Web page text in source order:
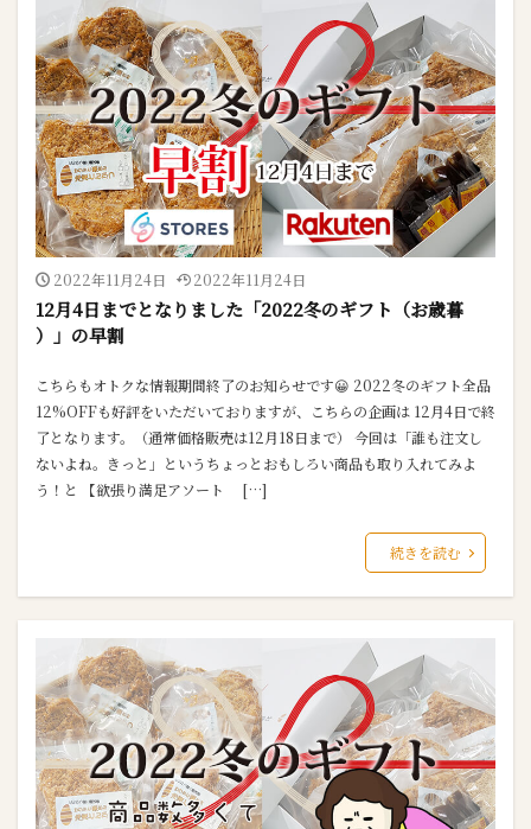
2022年11月24日 2022年11月24日
12月4日までとなりました「2022冬のギフト（お歳暮
）」の早割
こちらもオトクな情報期間終了のお知らせです😀 2022冬のギフト全品
12%OFFも好評をいただいておりますが、こちらの企画は 12月4日で終
了となります。（通常価格販売は12月18日まで） 今回は「誰も注文し
ないよね。きっと」というちょっとおもしろい商品も取り入れてみよ
う！と 【欲張り満足アソート […]
続きを読む